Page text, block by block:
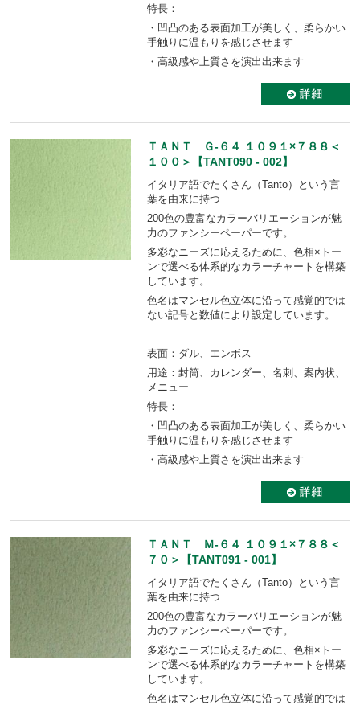
特長：
・凹凸のある表面加工が美しく、柔らかい
手触りに温もりを感じさせます
・高級感や上質さを演出出来ます
ＴＡＮＴ Ｇ-６４ １０９１×７８８＜
１００＞【TANT090 - 002】
イタリア語でたくさん（Tanto）という言
葉を由来に持つ
200色の豊富なカラーバリエーションが魅
力のファンシーペーパーです。
多彩なニーズに応えるために、色相×トー
ンで選べる体系的なカラーチャートを構築
しています。
色名はマンセル色立体に沿って感覚的では
ない記号と数値により設定しています。
表面：ダル、エンボス
用途：封筒、カレンダー、名刺、案内状、
メニュー
特長：
・凹凸のある表面加工が美しく、柔らかい
手触りに温もりを感じさせます
・高級感や上質さを演出出来ます
ＴＡＮＴ Ｍ-６４ １０９１×７８８＜
７０＞【TANT091 - 001】
イタリア語でたくさん（Tanto）という言
葉を由来に持つ
200色の豊富なカラーバリエーションが魅
力のファンシーペーパーです。
多彩なニーズに応えるために、色相×トー
ンで選べる体系的なカラーチャートを構築
しています。
色名はマンセル色立体に沿って感覚的では